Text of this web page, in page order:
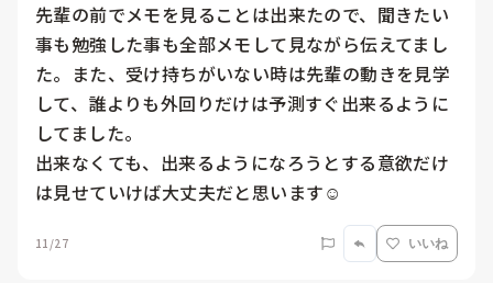
先輩の前でメモを見ることは出来たので、聞きたい
事も勉強した事も全部メモして見ながら伝えてまし
た。また、受け持ちがいない時は先輩の動きを見学
して、誰よりも外回りだけは予測すぐ出来るように
してました。
出来なくても、出来るようになろうとする意欲だけ
は見せていけば大丈夫だと思います☺️
11/27 いいね